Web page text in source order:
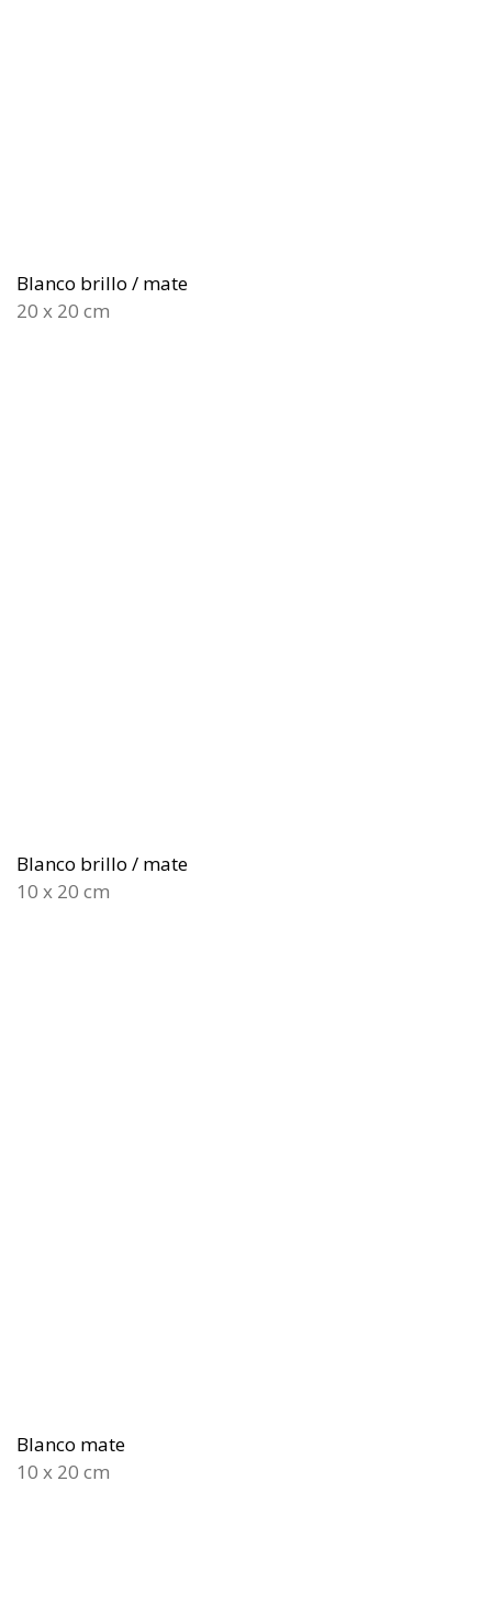
Blanco brillo / mate
20 x 20 cm
Blanco brillo / mate
10 x 20 cm
Blanco mate
10 x 20 cm